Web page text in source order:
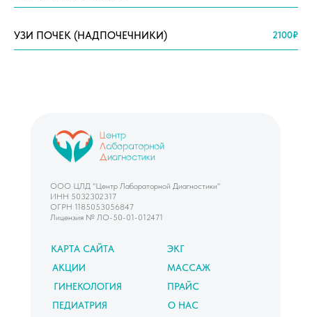
УЗИ ПОЧЕК (НАДПОЧЕЧНИКИ) 2100₽
КАРТА САЙТА
ООО ЦЛД "Центр Лабораторной Диагностики"
ИНН 5032302317
ОГРН 1185053056847
Лицензия № ЛО-50-01-012471
ПРАЙС
ГИНЕКОЛОГИЯ
МАССАЖ
ЭКГ
О НАС
АКЦИИ
ПЕДИАТРИЯ